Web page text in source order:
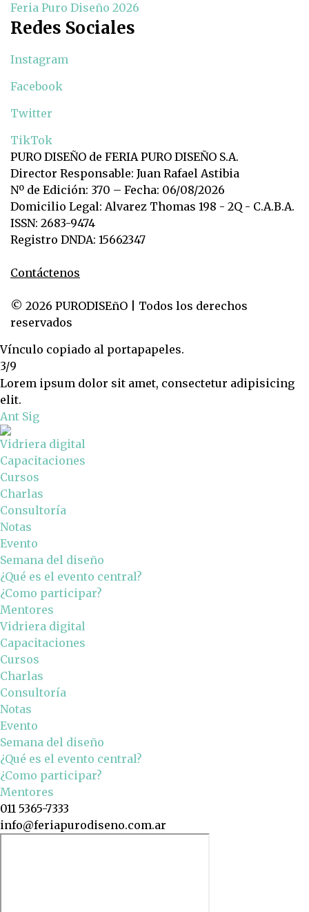
Feria Puro Diseño 2026
Redes Sociales
Instagram
Facebook
Twitter
TikTok
PURO DISEÑO de FERIA PURO DISEÑO S.A.
Director Responsable: Juan Rafael Astibia
Nº de Edición: 370 – Fecha: 06/08/2026
Domicilio Legal: Alvarez Thomas 198 - 2Q - C.A.B.A.
ISSN: 2683-9474
Registro DNDA: 15662347
Contáctenos
© 2026 PURODISEñO | Todos los derechos
reservados
Vínculo copiado al portapapeles.
3/9
Lorem ipsum dolor sit amet, consectetur adipisicing
elit.
Ant Sig
Vidriera digital
Capacitaciones
Cursos
Charlas
Consultoría
Notas
Evento
Semana del diseño
¿Qué es el evento central?
¿Como participar?
Mentores
Vidriera digital
Capacitaciones
Cursos
Charlas
Consultoría
Notas
Evento
Semana del diseño
¿Qué es el evento central?
¿Como participar?
Mentores
011 5365-7333
info@feriapurodiseno.com.ar